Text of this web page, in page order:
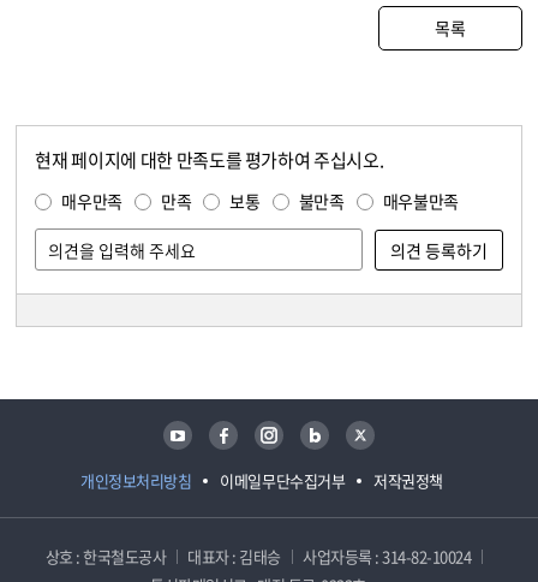
목록
현재 페이지에 대한 만족도를 평가하여 주십시오.
매우만족 만족 보통 불만족 매우불만족
개인정보처리방침 이메일무단수집거부 저작권정책
유튜브 페이스북 인스타그램 블로그 트위터
상호 : 한국철도공사 대표자 : 김태승
사업자등록 : 314-82-10024